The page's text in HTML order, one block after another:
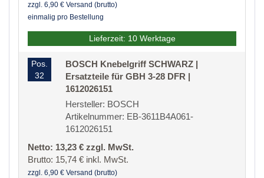
zzgl. 6,90 € Versand (brutto)
einmalig pro Bestellung
Lieferzeit: 10 Werktage
Pos.
32
BOSCH Knebelgriff SCHWARZ |
Ersatzteile für GBH 3-28 DFR |
1612026151
Hersteller: BOSCH
Artikelnummer: EB-3611B4A061-
1612026151
Netto: 13,23 € zzgl. MwSt.
Brutto: 15,74 € inkl. MwSt.
zzgl. 6,90 € Versand (brutto)